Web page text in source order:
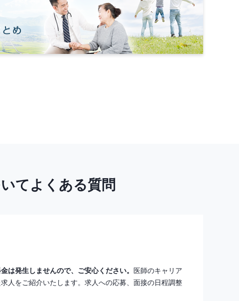
てよくある質問
は発生しませんので、ご安心ください。 医師のキャリア
人をご紹介いたします。求人への応募、面接の日程調整